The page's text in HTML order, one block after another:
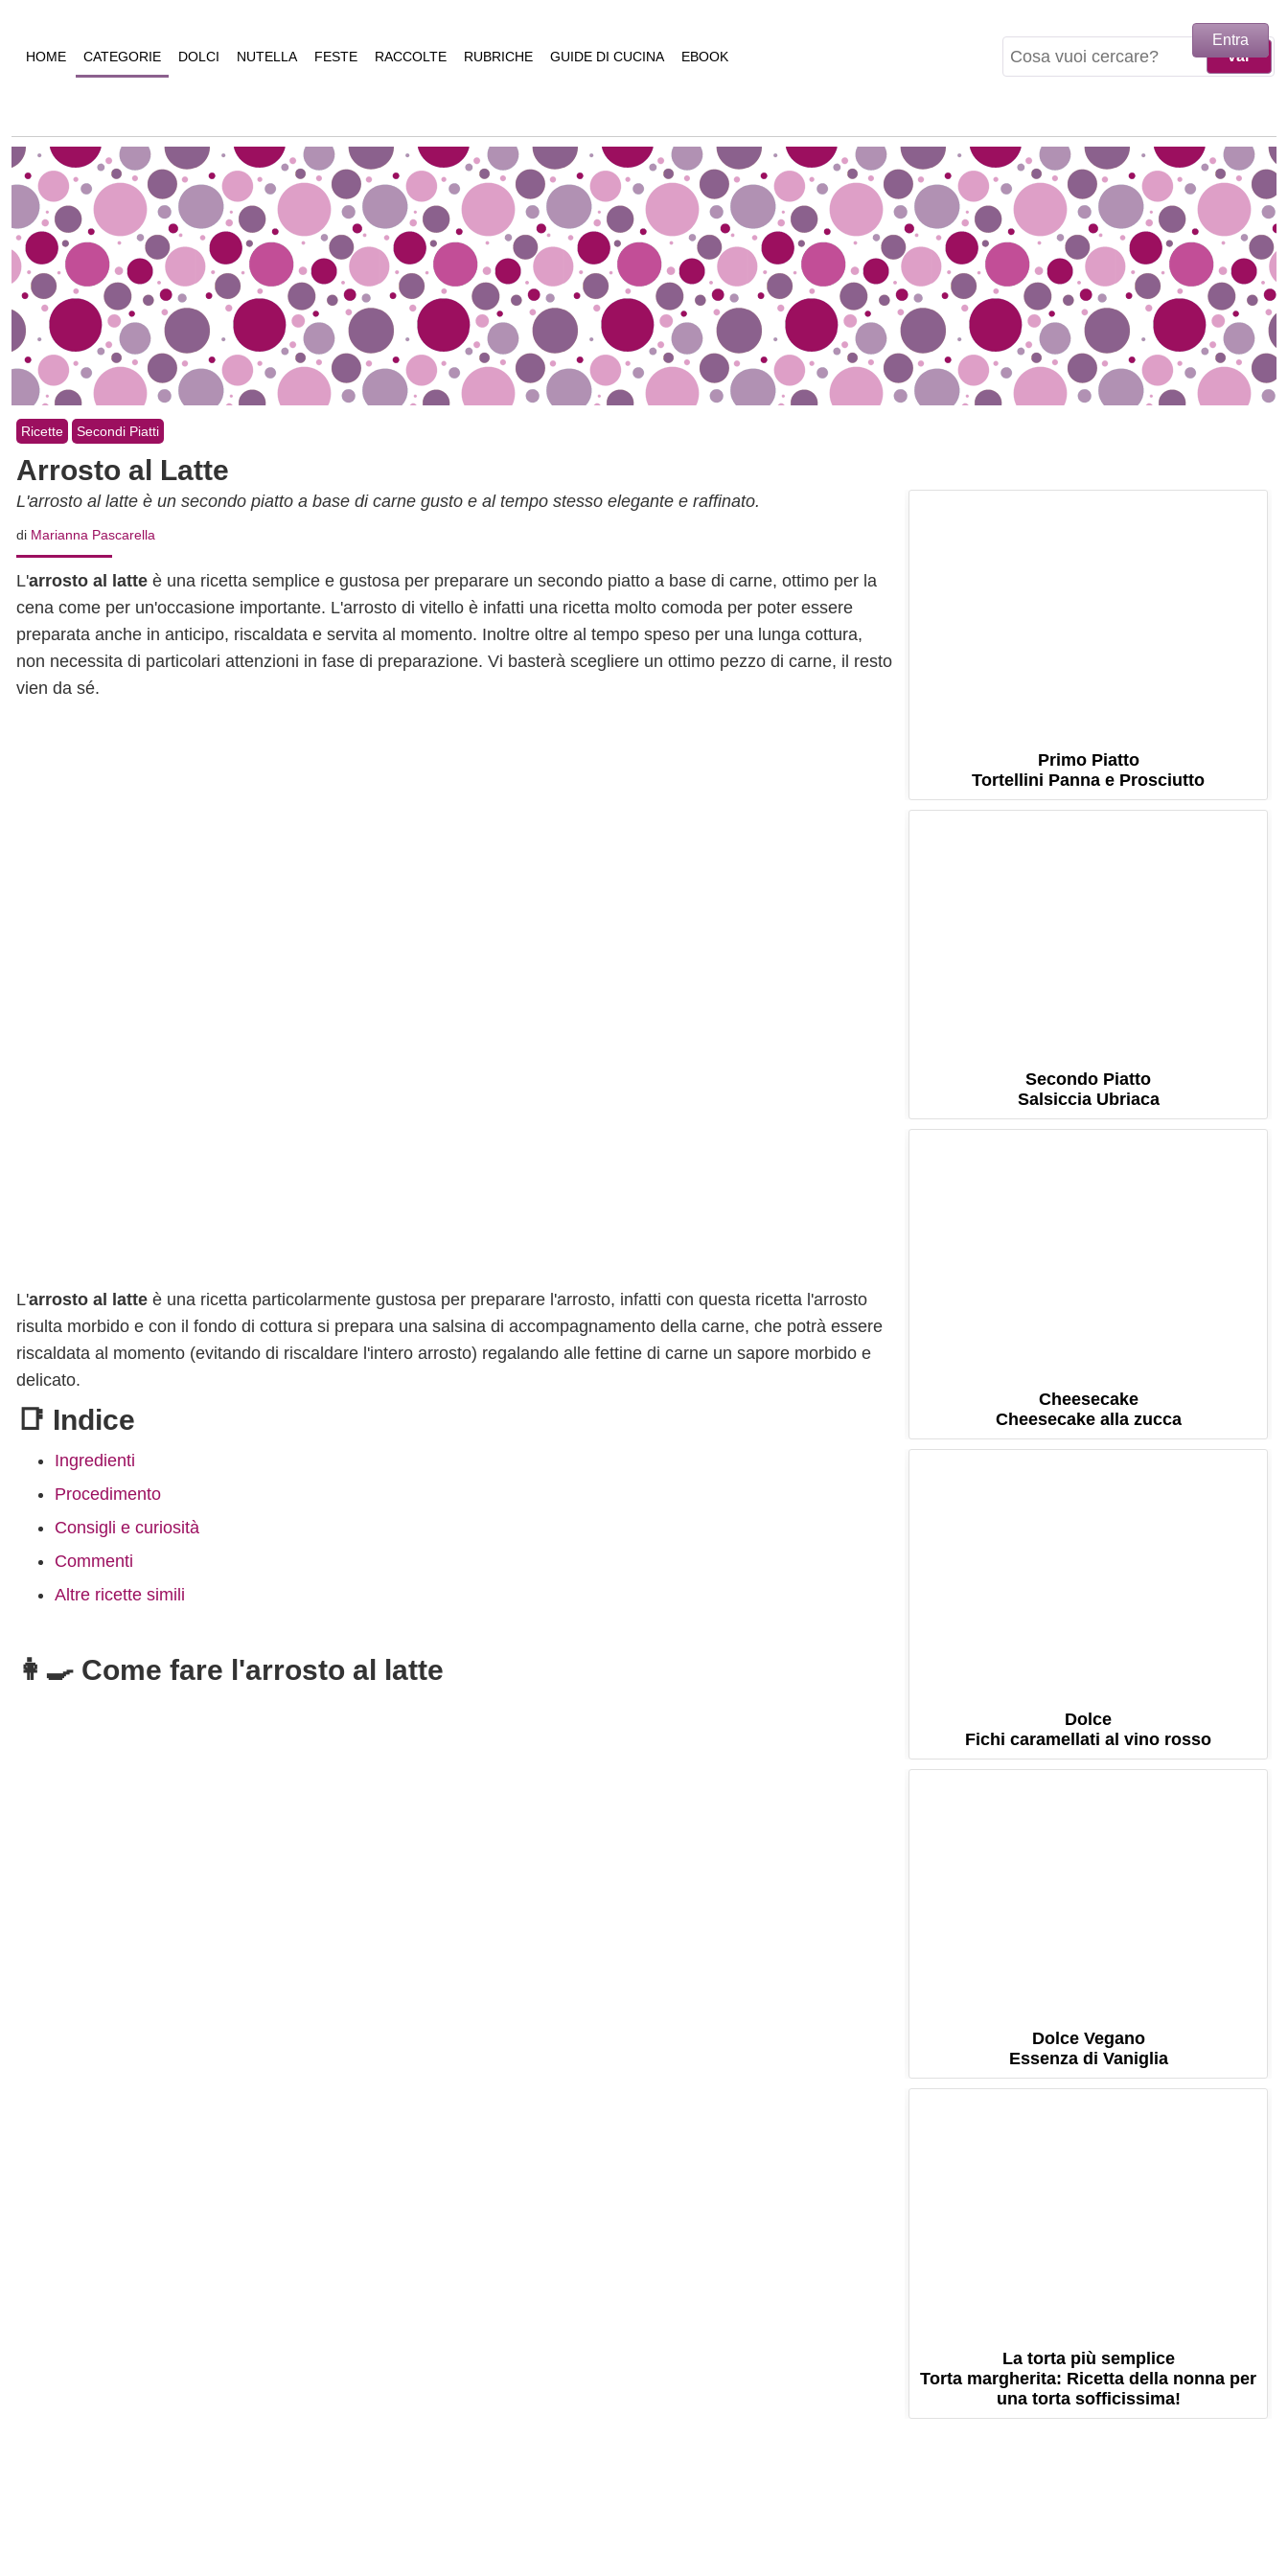
HOME CATEGORIE DOLCI NUTELLA FESTE RACCOLTE RUBRICHE GUIDE DI CUCINA EBOOK
Ricette Secondi Piatti
Arrosto al Latte
L'arrosto al latte è un secondo piatto a base di carne gusto e al tempo stesso elegante e raffinato.
di Marianna Pascarella
L'arrosto al latte è una ricetta semplice e gustosa per preparare un secondo piatto a base di carne, ottimo per la
cena come per un'occasione importante. L'arrosto di vitello è infatti una ricetta molto comoda per poter essere
preparata anche in anticipo, riscaldata e servita al momento. Inoltre oltre al tempo speso per una lunga cottura,
non necessita di particolari attenzioni in fase di preparazione. Vi basterà scegliere un ottimo pezzo di carne, il resto
vien da sé.
L'arrosto al latte è una ricetta particolarmente gustosa per preparare l'arrosto, infatti con questa ricetta l'arrosto
risulta morbido e con il fondo di cottura si prepara una salsina di accompagnamento della carne, che potrà essere
riscaldata al momento (evitando di riscaldare l'intero arrosto) regalando alle fettine di carne un sapore morbido e
delicato.
📑 Indice
Ingredienti
Procedimento
Consigli e curiosità
Commenti
Altre ricette simili
👩‍🍳 Come fare l'arrosto al latte
Primo Piatto
Tortellini Panna e Prosciutto
Secondo Piatto
Salsiccia Ubriaca
Cheesecake
Cheesecake alla zucca
Dolce
Fichi caramellati al vino rosso
Dolce Vegano
Essenza di Vaniglia
La torta più semplice
Torta margherita: Ricetta della nonna per
una torta sofficissima!
Entra